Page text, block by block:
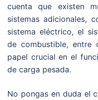
cuenta que existen
sistemas adicionales,
sistema eléctrico, el
de combustible, entre
papel crucial en el
de carga pesada.
No pongas en duda el